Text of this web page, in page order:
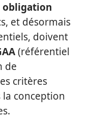
obligation
et désormais
doivent
(référentiel
de
critères
la conception